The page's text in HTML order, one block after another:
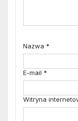
Nazwa *
E-mail *
Witryna